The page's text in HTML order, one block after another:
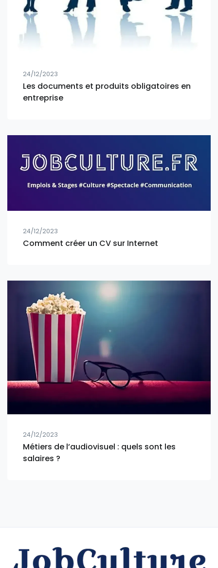
24/12/2023
Les documents et produits obligatoires en
entreprise
24/12/2023
Comment créer un CV sur Internet
24/12/2023
Métiers de l’audiovisuel : quels sont les
salaires ?